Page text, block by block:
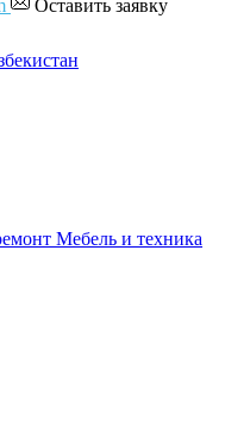
Оставить заявку
Мебель и техника